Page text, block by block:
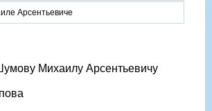
Арсентьевиче
Михаилу Арсентьевичу